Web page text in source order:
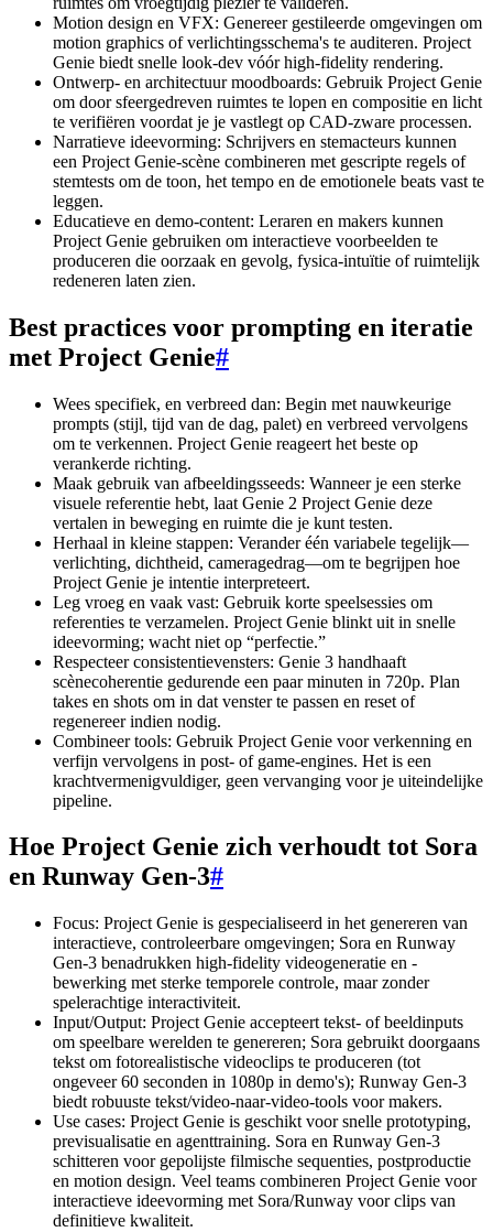
Motion design en VFX: Genereer gestileerde omgevingen om
motion graphics of verlichtingsschema's te auditeren. Project
Genie biedt snelle look-dev vóór high-fidelity rendering.
Ontwerp- en architectuur moodboards: Gebruik Project Genie
om door sfeergedreven ruimtes te lopen en compositie en licht
te verifiëren voordat je je vastlegt op CAD-zware processen.
Narratieve ideevorming: Schrijvers en stemacteurs kunnen
een Project Genie-scène combineren met gescripte regels of
stemtests om de toon, het tempo en de emotionele beats vast te
leggen.
Educatieve en demo-content: Leraren en makers kunnen
Project Genie gebruiken om interactieve voorbeelden te
produceren die oorzaak en gevolg, fysica-intuïtie of ruimtelijk
redeneren laten zien.
Best practices voor prompting en iteratie
met Project Genie#
Wees specifiek, en verbreed dan: Begin met nauwkeurige
prompts (stijl, tijd van de dag, palet) en verbreed vervolgens
om te verkennen. Project Genie reageert het beste op
verankerde richting.
Maak gebruik van afbeeldingsseeds: Wanneer je een sterke
visuele referentie hebt, laat Genie 2 Project Genie deze
vertalen in beweging en ruimte die je kunt testen.
Herhaal in kleine stappen: Verander één variabele tegelijk—
verlichting, dichtheid, cameragedrag—om te begrijpen hoe
Project Genie je intentie interpreteert.
Leg vroeg en vaak vast: Gebruik korte speelsessies om
referenties te verzamelen. Project Genie blinkt uit in snelle
ideevorming; wacht niet op “perfectie.”
Respecteer consistentievensters: Genie 3 handhaaft
scènecoherentie gedurende een paar minuten in 720p. Plan
takes en shots om in dat venster te passen en reset of
regenereer indien nodig.
Combineer tools: Gebruik Project Genie voor verkenning en
verfijn vervolgens in post- of game-engines. Het is een
krachtvermenigvuldiger, geen vervanging voor je uiteindelijke
pipeline.
Hoe Project Genie zich verhoudt tot Sora
en Runway Gen-3#
Focus: Project Genie is gespecialiseerd in het genereren van
interactieve, controleerbare omgevingen; Sora en Runway
Gen-3 benadrukken high-fidelity videogeneratie en -
bewerking met sterke temporele controle, maar zonder
spelerachtige interactiviteit.
Input/Output: Project Genie accepteert tekst- of beeldinputs
om speelbare werelden te genereren; Sora gebruikt doorgaans
tekst om fotorealistische videoclips te produceren (tot
ongeveer 60 seconden in 1080p in demo's); Runway Gen-3
biedt robuuste tekst/video-naar-video-tools voor makers.
Use cases: Project Genie is geschikt voor snelle prototyping,
previsualisatie en agenttraining. Sora en Runway Gen-3
schitteren voor gepolijste filmische sequenties, postproductie
en motion design. Veel teams combineren Project Genie voor
interactieve ideevorming met Sora/Runway voor clips van
definitieve kwaliteit.